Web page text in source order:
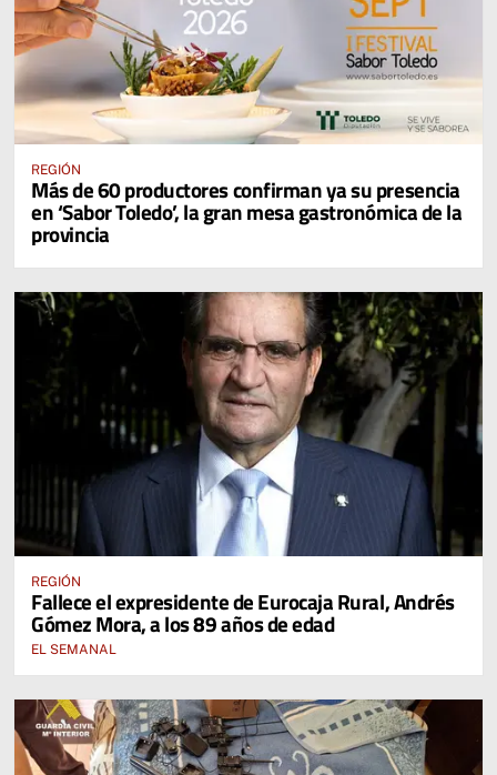
REGIÓN
Más de 60 productores confirman ya su presencia
en ‘Sabor Toledo’, la gran mesa gastronómica de la
provincia
REGIÓN
Fallece el expresidente de Eurocaja Rural, Andrés
Gómez Mora, a los 89 años de edad
EL SEMANAL